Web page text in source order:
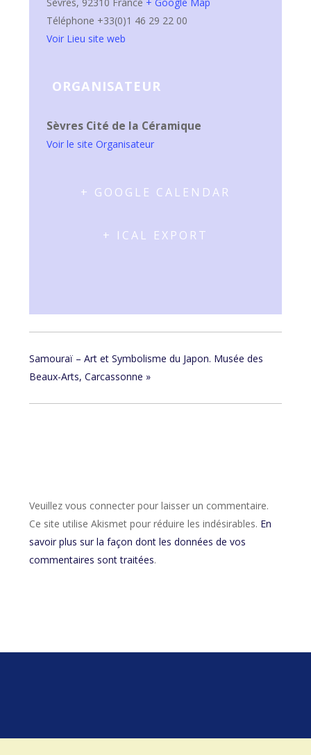
Téléphone +33(0)1 46 29 22 00
Voir Lieu site web
ORGANISATEUR
Sèvres Cité de la Céramique
Voir le site Organisateur
+ GOOGLE CALENDAR
+ ICAL EXPORT
Samouraï – Art et Symbolisme du Japon. Musée des
Beaux-Arts, Carcassonne »
Veuillez vous connecter pour laisser un commentaire.
Ce site utilise Akismet pour réduire les indésirables. En
savoir plus sur la façon dont les données de vos
commentaires sont traitées.